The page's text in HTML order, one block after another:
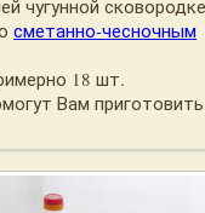
чугунной
сметанно-чесночным
18 шт.
Вам приготовить